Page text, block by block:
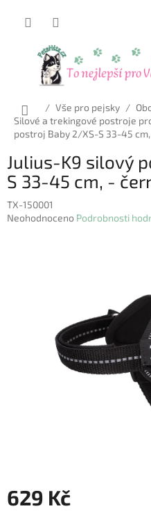
Domů
/ Vše pro pejsky /
Silové a trekingové postroje
postroj Baby 2/XS-S 33-45
Julius-K9 silový
S 33-45 cm, -
TX-150001
Průměrné
Neohodnoceno Podrobnosti
629 Kč